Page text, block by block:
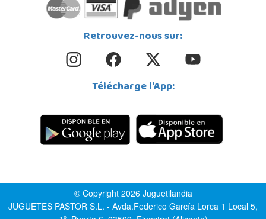
Retrouvez-nous sur:
Télécharge l'App:
© Copyright 2026 Juguetilandia
JUGUETES PASTOR S.L. - Avda.Federico García Lorca 1 Local 5,